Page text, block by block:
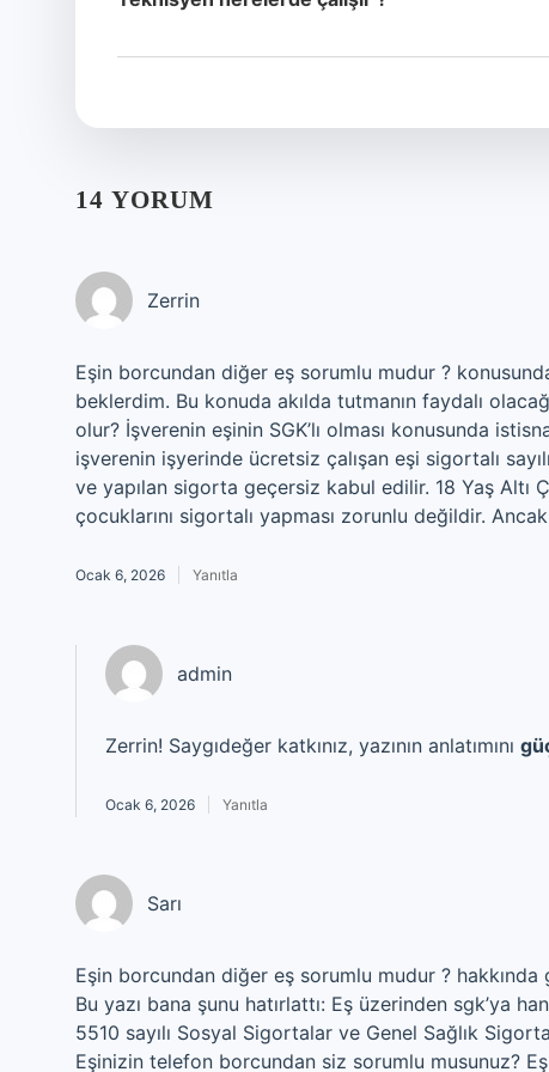
14 YORUM
Zerrin
Eşin borcundan diğer eş sorumlu mudur ?
beklerdim. Bu konuda akılda tutmanın faydalı
olur? İşverenin eşinin SGK’lı olması konusunda
işverenin işyerinde ücretsiz çalışan eşi sigortalı
ve yapılan sigorta geçersiz kabul edilir. 18 Yaş Altı
çocuklarını sigortalı yapması zorunlu değildir.
Ocak 6, 2026 Yanıtla
admin
Zerrin! Saygıdeğer katkınız, yazının anlatımını
Ocak 6, 2026 Yanıtla
Sarı
Eşin borcundan diğer eş sorumlu mudur ?
Bu yazı bana şunu hatırlattı: Eş üzerinden sgk’ya
5510 sayılı Sosyal Sigortalar ve Genel Sağlık
Eşinizin telefon borcundan siz sorumlu musunuz?